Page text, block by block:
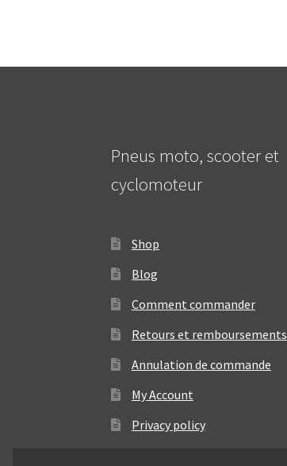
Pneus moto, scooter et
cyclomoteur
Shop
Blog
Comment commander
Retours et remboursements
Annulation de commande
My Account
Privacy policy